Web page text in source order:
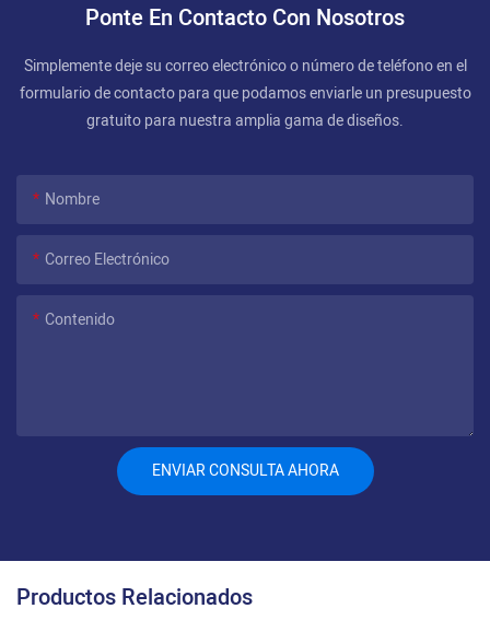
Ponte En Contacto Con Nosotros
Simplemente deje su correo electrónico o número de teléfono en el
formulario de contacto para que podamos enviarle un presupuesto
gratuito para nuestra amplia gama de diseños.
Nombre
Correo Electrónico
Contenido
ENVIAR CONSULTA AHORA
Productos Relacionados